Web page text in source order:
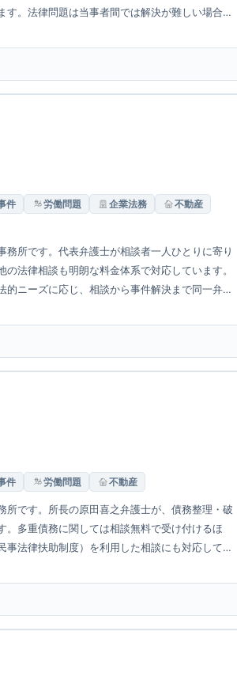
。法律問題は当事者間では解決が難しい場合も
す。
件 労働問題 企業法務
不動産
所です。代表弁護士が相談者一人ひとりに寄り
法律相談も明朗な料金体系で対応しています。
ニーズに応じ、相談から事件解決まで同一弁護
件 労働問題 不動産
です。所長の原田喜之弁護士が、債務整理・破
多重債務に関しては相談無料で受け付けるほ
法律扶助制度）を利用した相談にも対応してい